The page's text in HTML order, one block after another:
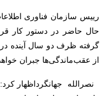
رییس سازمان فناوری
حال حاضر در دستور کار
گرفته ظرف دو سال آینده
از عقب‌ماندگی‌ها جبران
نصرالله جهانگرداظهار